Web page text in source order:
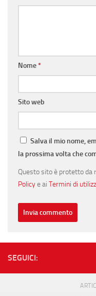
Nome*
Sito web
Salva il mio nome,
la prossima volta che
Questo sito è protetto da
Policye ai Termini di
SEGUICI: